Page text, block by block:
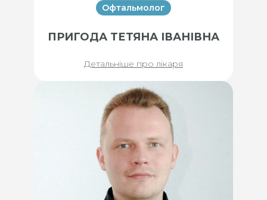
Офтальмолог
ПРИГОДА ТЕТЯНА ІВАНІВНА
Детальніше про лікаря